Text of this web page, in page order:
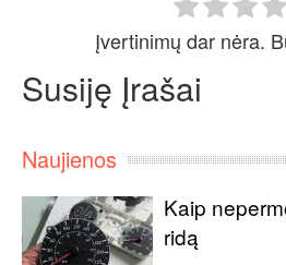
Įvertinimų dar nėra.
Susiję Įrašai
Naujienos
Kaip
ridą